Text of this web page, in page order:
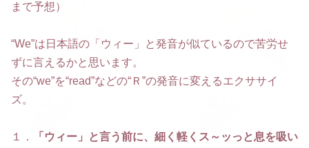
まで予想）
“We”は日本語の「ウィー」と発音が似ているので苦労せ
ずに言えるかと思います。
その“we”を“read”などの“Ｒ”の発音に変えるエクササイ
ズ。
１．
「ウィー」と言う前に、細く軽くス～ッっと息を吸い